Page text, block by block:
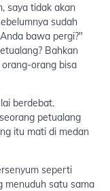
saya tidak akan
sudah
bawa pergi?"
Bahkan
orang bisa
berdebat.
petualang
itu mati di medan
seperti
menuduh satu sama